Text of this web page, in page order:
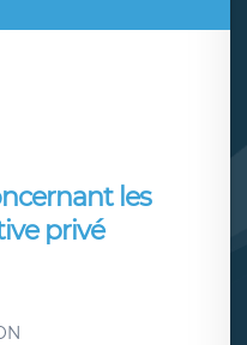
les
privé